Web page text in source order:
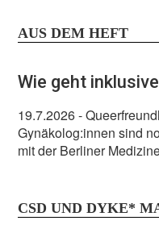
AUS DEM HEFT
Wie geht
19.7.2026-
Gynäkolog:innen sind
mit der Berliner
CSD UND DYKE*